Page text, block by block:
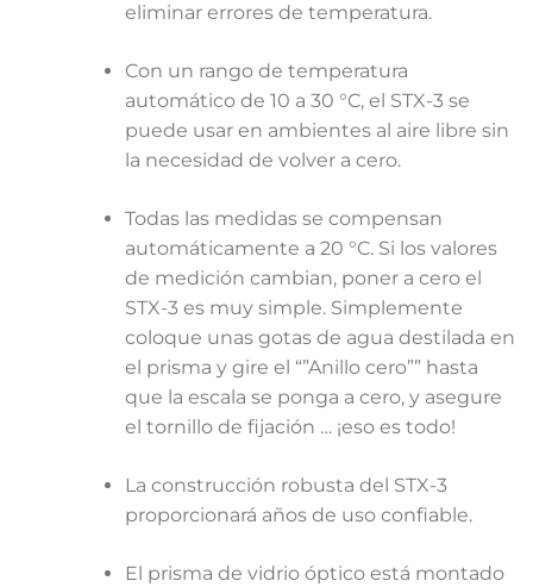
eliminar errores de temperatura.
Con un rango de temperatura
automático de 10 a 30 °C, el STX-3 se
puede usar en ambientes al aire libre sin
la necesidad de volver a cero.
Todas las medidas se compensan
automáticamente a 20 °C. Si los valores
de medición cambian, poner a cero el
STX-3 es muy simple. Simplemente
coloque unas gotas de agua destilada en
el prisma y gire el “”Anillo cero”” hasta
que la escala se ponga a cero, y asegure
el tornillo de fijación … ¡eso es todo!
La construcción robusta del STX-3
proporcionará años de uso confiable.
El prisma de vidrio óptico está montado